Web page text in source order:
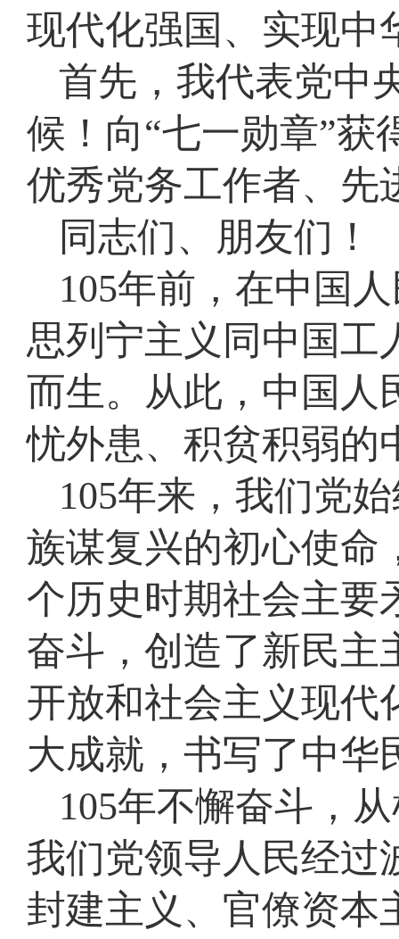
现代化强国、实现中
首先，我代表党中
候！向“七一勋章”获
优秀党务工作者、先
同志们、朋友们！
105年前，在中国
思列宁主义同中国工
而生。从此，中国人
忧外患、积贫积弱的
105年来，我们党
族谋复兴的初心使命
个历史时期社会主要
奋斗，创造了新民主
开放和社会主义现代
大成就，书写了中华
105年不懈奋斗，
我们党领导人民经过
封建主义、官僚资本